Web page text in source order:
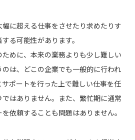
に超える仕事をさせたり求めたりす
る可能性があります。
めに、本来の業務よりも少し難しい
は、どこの企業でも一般的に行われ
ポートを行った上で難しい仕事を任
はありません。また、繁忙期に通常
依頼することも問題はありません。